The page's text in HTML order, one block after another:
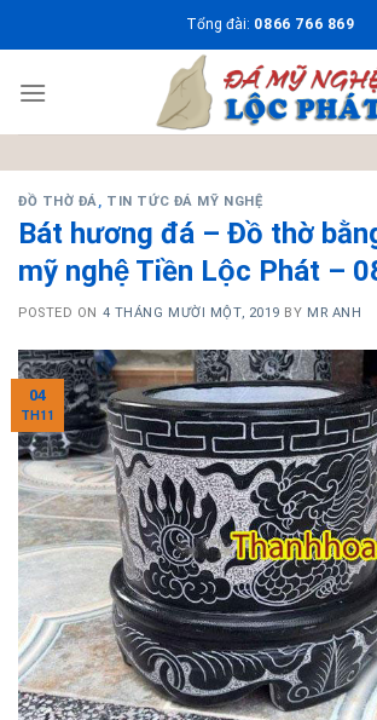
to
Tổng đài: 0866 766 869
ĐỒ THỜ ĐÁ, TIN TỨC ĐÁ MỸ NGHỆ
Bát hương đá – Đồ thờ
mỹ nghệ Tiền Lộc Phát –
POSTED ON 4 THÁNG MƯỜI MỘT, 2019 BY MR ANH
04
TH11